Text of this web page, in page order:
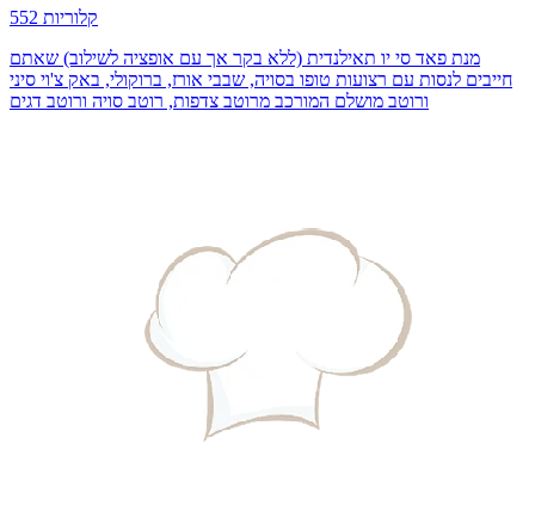
552 קלוריות
מנת פאד סי יו תאילנדית (ללא בקר אך עם אופציה לשילוב) שאתם
חייבים לנסות עם רצועות טופו בסויה, שבבי אורז, ברוקולי, באק צ'וי סיני
ורוטב מושלם המורכב מרוטב צדפות, רוטב סויה ורוטב דגים